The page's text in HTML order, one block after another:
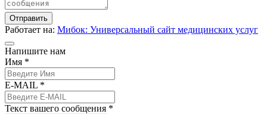
Отправить
Работает на: Мибок: Универсальный сайт медицинских услуг
Напишите нам
Имя *
E-MAIL *
Текст вашего сообщения *